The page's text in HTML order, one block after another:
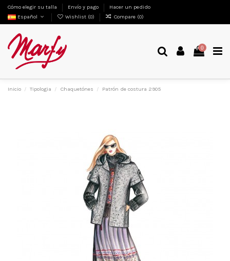
Cómo elegir su talla Envío y pago
Hacer un pedido
Español
Wishlist (0) Compare (0)
0
Inicio Tipologia Chaquetónes Patrón de costura 2905